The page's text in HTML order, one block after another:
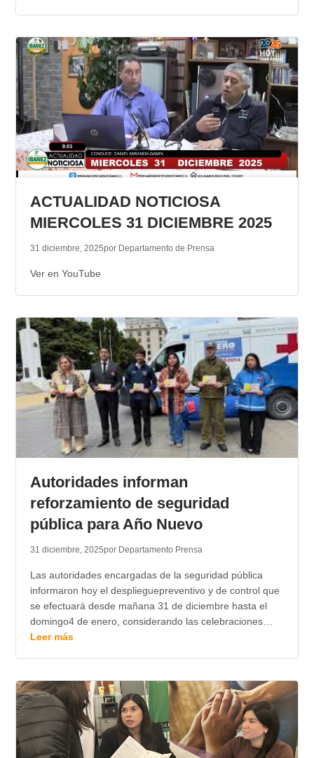
ACTUALIDAD NOTICIOSA
MIERCOLES 31 DICIEMBRE 2025
31 diciembre, 2025por Departamento de Prensa
Ver en YouTube
Autoridades informan
reforzamiento de seguridad
pública para Año Nuevo
31 diciembre, 2025por Departamento Prensa
Las autoridades encargadas de la seguridad pública
informaron hoy el desplieguepreventivo y de control que
se efectuará desde mañana 31 de diciembre hasta el
domingo4 de enero, considerando las celebraciones…
Leer más